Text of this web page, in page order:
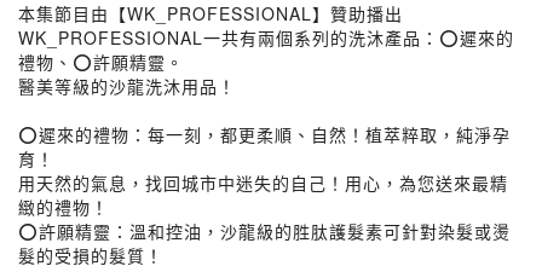
本集節目由【WK_PROFESSIONAL】贊助播出
WK_PROFESSIONAL一共有兩個系列的洗沐產品：⭕️遲來的
禮物、⭕️許願精靈。
醫美等級的沙龍洗沐用品！
⭕️遲來的禮物：每一刻，都更柔順、自然！植萃粹取，純淨孕
育！
用天然的氣息，找回城市中迷失的自己！用心，為您送來最精
緻的禮物！
⭕️許願精靈：溫和控油，沙龍級的胜肽護髮素可針對染髮或燙
髮的受損的髮質！